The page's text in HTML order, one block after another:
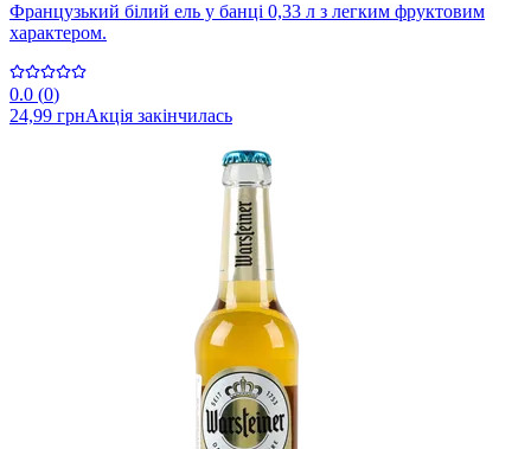
Французький білий ель у банці 0,33 л з легким фруктовим
характером.
0.0 (0)
24,99 грнАкція закінчилась